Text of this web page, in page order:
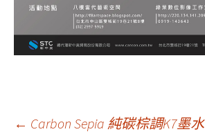
← Carbon Sepia 純碳棕調K7墨水